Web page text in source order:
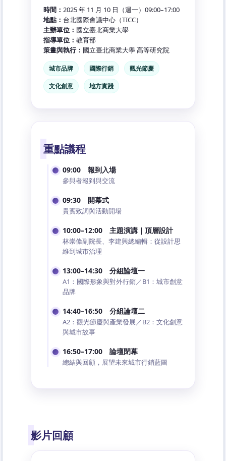
時間： 2025 年 11 月 10 日（週一）09:00–17:00
地點： 台北國際會議中心（TICC）
主辦單位： 國立臺北商業大學
指導單位： 教育部
策畫與執行： 國立臺北商業大學 高等研究院
城市品牌 國際行銷 觀光節慶
文化創意 地方實踐
重點議程
09:00 報到入場
參與者報到與交流
09:30 開幕式
貴賓致詞與活動開場
10:00–12:00 主題演講｜頂層設計
林崇偉副院長、李建興總編輯：從設計思
維到城市治理
13:00–14:30 分組論壇一
A1：國際形象與對外行銷／B1：城市創意
品牌
14:40–16:50 分組論壇二
A2：觀光節慶與產業發展／B2：文化創意
與城市故事
16:50–17:00 論壇閉幕
總結與回顧，展望未來城市行銷藍圖
影片回顧